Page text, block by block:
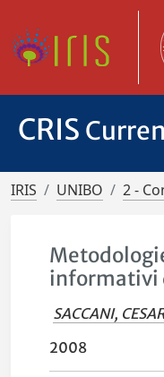
CRIS
IRIS UNIBO 2 -
informativi
SACCANI,
2008